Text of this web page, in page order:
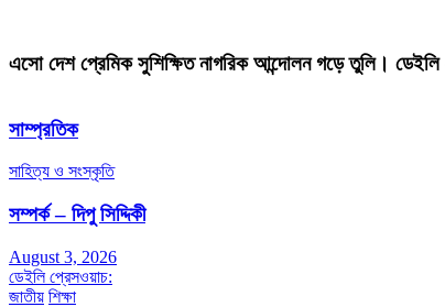
এসো দেশ প্রেমিক সুশিক্ষিত নাগরিক আন্দোলন গড়ে তুলি। ডেইলি
সাম্প্রতিক
সাহিত্য ও সংস্কৃতি
সম্পর্ক – দিপু সিদ্দিকী
August 3, 2026
ডেইলি প্রেসওয়াচ:
জাতীয় শিক্ষা